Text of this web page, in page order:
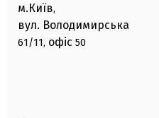
м.Київ,
вул. Володимирська
61/11, офіс 50